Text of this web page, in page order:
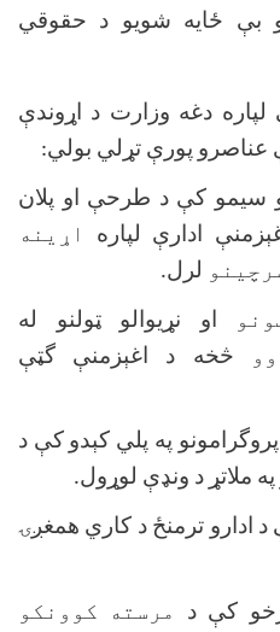
بې ځايه شويو د حقوقي
لپاره دغه وزارت د اړوندې
عناصرو پورې تړلي بولي:
سيمو كې د طرحې او پلان
ادارې لپاره
اړينه
لرل.
او نړيوالو ټولنو له
څخه د اغېزمنې گټې
په پلي كېدو كې د
ملاتړ د ونډې لوړول.
د ادارو ترمنځ د كاري همغږۍ
كې د
مرسته کوونکو